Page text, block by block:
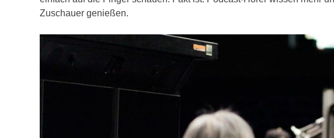
Zuschauer genießen.